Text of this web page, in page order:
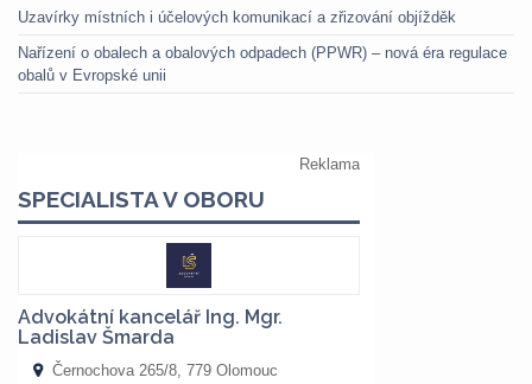
Uzavírky místních i účelových komunikací a zřizování objížděk
Nařízení o obalech a obalových odpadech (PPWR) – nová éra regulace
obalů v Evropské unii